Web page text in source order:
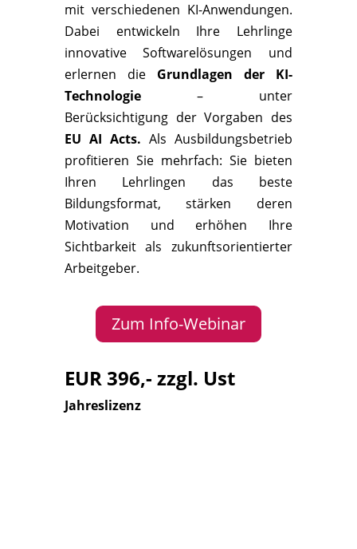
mit verschiedenen KI-Anwendungen.
Dabei entwickeln Ihre Lehrlinge
innovative Softwarelösungen und
erlernen die Grundlagen der KI-
Technologie– unter
Berücksichtigung der Vorgaben des
EU AI Acts. Als Ausbildungsbetrieb
profitieren Sie mehrfach: Sie bieten
Ihren Lehrlingen das beste
Bildungsformat, stärken deren
Motivation und erhöhen Ihre
Sichtbarkeit als zukunftsorientierter
Arbeitgeber.
Zum Info-Webinar
EUR 396,- zzgl. Ust
Jahreslizenz